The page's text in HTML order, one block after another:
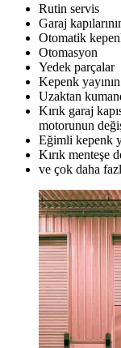
Rutin servis
Garaj
Otomatik
Otomasyon
Yedek parçalar
Kepenk
Uzaktan
Kırık garaj
motorunun
Eğimli kepenk
Kırık menteşe
ve çok daha